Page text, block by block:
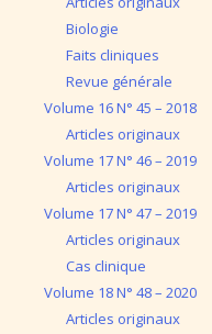
Biologie
Faits cliniques
Revue générale
Volume 16 N° 45 – 2018
Articles originaux
Volume 17 N° 46 – 2019
Articles originaux
Volume 17 N° 47 – 2019
Articles originaux
Cas clinique
Volume 18 N° 48 – 2020
Articles originaux